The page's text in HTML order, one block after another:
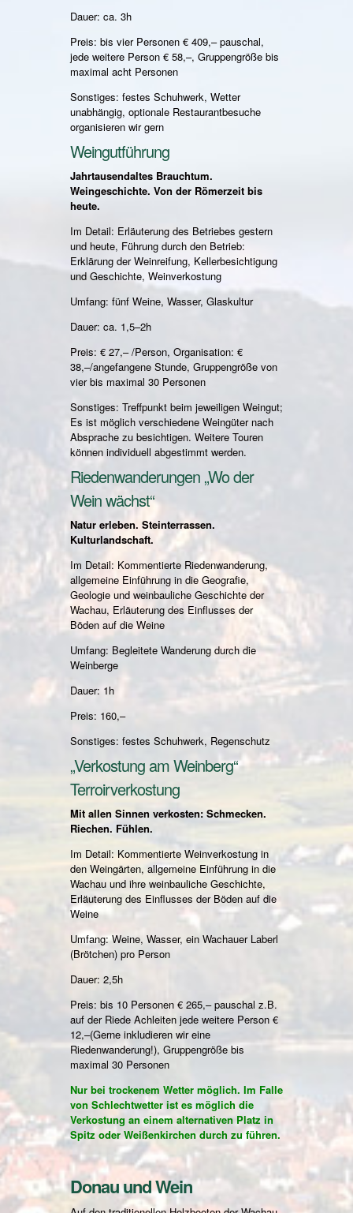
Dauer: ca. 3h
Preis: bis vier Personen € 409,– pauschal,
jede weitere Person € 58,–, Gruppengröße bis
maximal acht Personen
Sonstiges: festes Schuhwerk, Wetter
unabhängig, optionale Restaurantbesuche
organisieren wir gern
Weingutführung
Jahrtausendaltes Brauchtum.
Weingeschichte. Von der Römerzeit bis
heute.
Im Detail: Erläuterung des Betriebes gestern
und heute, Führung durch den Betrieb:
Erklärung der Weinreifung, Kellerbesichtigung
und Geschichte, Weinverkostung
Umfang: fünf Weine, Wasser, Glaskultur
Dauer: ca. 1,5–2h
Preis: € 27,– /Person, Organisation: €
38,–/angefangene Stunde, Gruppengröße von
vier bis maximal 30 Personen
Sonstiges: Treffpunkt beim jeweiligen Weingut;
Es ist möglich verschiedene Weingüter nach
Absprache zu besichtigen. Weitere Touren
können individuell abgestimmt werden.
Riedenwanderungen „Wo der
Wein wächst“
Natur erleben. Steinterrassen.
Kulturlandschaft.
Im Detail: Kommentierte Riedenwanderung,
allgemeine Einführung in die Geografie,
Geologie und weinbauliche Geschichte der
Wachau, Erläuterung des Einflusses der
Böden auf die Weine
Umfang: Begleitete Wanderung durch die
Weinberge
Dauer: 1h
Preis: 160,–
Sonstiges: festes Schuhwerk, Regenschutz
„Verkostung am Weinberg“
Terroirverkostung
Mit allen Sinnen verkosten: Schmecken.
Riechen. Fühlen.
Im Detail: Kommentierte Weinverkostung in
den Weingärten, allgemeine Einführung in die
Wachau und ihre weinbauliche Geschichte,
Erläuterung des Einflusses der Böden auf die
Weine
Umfang: Weine, Wasser, ein Wachauer Laberl
(Brötchen) pro Person
Dauer: 2,5h
Preis: bis 10 Personen € 265,– pauschal z.B.
auf der Riede Achleiten jede weitere Person €
12,–(Gerne inkludieren wir eine
Riedenwanderung!), Gruppengröße bis
maximal 30 Personen
Nur bei trockenem Wetter möglich. Im Falle
von Schlechtwetter ist es möglich die
Verkostung an einem alternativen Platz in
Spitz oder Weißenkirchen durch zu führen.
Donau und Wein